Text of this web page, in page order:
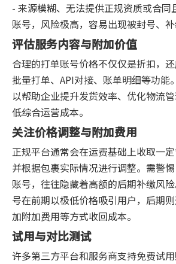
- 来源模糊、无法提供正规资质或合同
账号，风险极高，容易出现被封号、补
评估服务内容与附加价值
合理的打单账号价格不仅仅是折扣，还
批量打单、API对接、账单明细等功能
以帮助企业提升发货效率、优化物流
低综合运营成本。
关注价格调整与附加费用
正规平台通常会在运费基础上收取一定
并根据包裹实际情况进行调整。需警
账号，往往隐藏着高额的后期补缴风
号在前期以极低价格吸引用户，后期
加附加费用等方式收回成本。
试用与对比测试
许多第三方平台和服务商支持免费试